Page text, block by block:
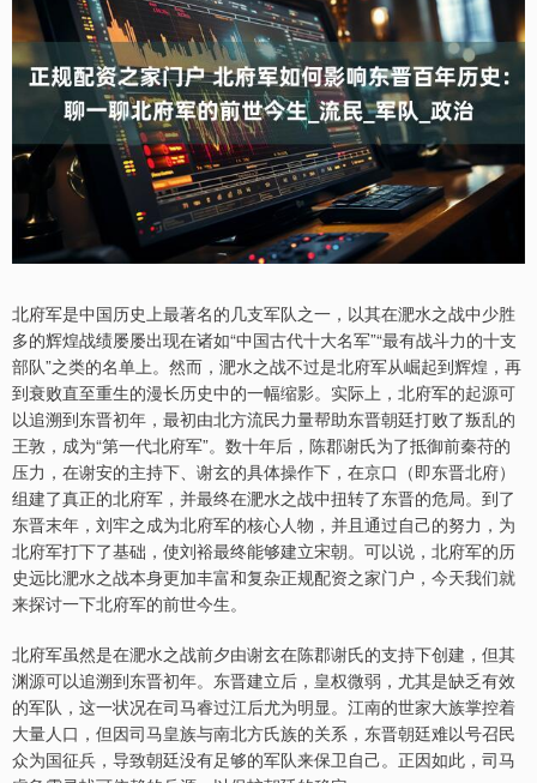
北府军是中国历史上最著名的几支军队之一，以其在淝水之战中少胜
多的辉煌战绩屡屡出现在诸如“中国古代十大名军”“最有战斗力的十支
部队”之类的名单上。然而，淝水之战不过是北府军从崛起到辉煌，再
到衰败直至重生的漫长历史中的一幅缩影。实际上，北府军的起源可
以追溯到东晋初年，最初由北方流民力量帮助东晋朝廷打败了叛乱的
王敦，成为“第一代北府军”。数十年后，陈郡谢氏为了抵御前秦苻的
压力，在谢安的主持下、谢玄的具体操作下，在京口（即东晋北府）
组建了真正的北府军，并最终在淝水之战中扭转了东晋的危局。到了
东晋末年，刘牢之成为北府军的核心人物，并且通过自己的努力，为
北府军打下了基础，使刘裕最终能够建立宋朝。可以说，北府军的历
史远比淝水之战本身更加丰富和复杂正规配资之家门户，今天我们就
来探讨一下北府军的前世今生。
北府军虽然是在淝水之战前夕由谢玄在陈郡谢氏的支持下创建，但其
渊源可以追溯到东晋初年。东晋建立后，皇权微弱，尤其是缺乏有效
的军队，这一状况在司马睿过江后尤为明显。江南的世家大族掌控着
大量人口，但因司马皇族与南北方氏族的关系，东晋朝廷难以号召民
众为国征兵，导致朝廷没有足够的军队来保卫自己。正因如此，司马